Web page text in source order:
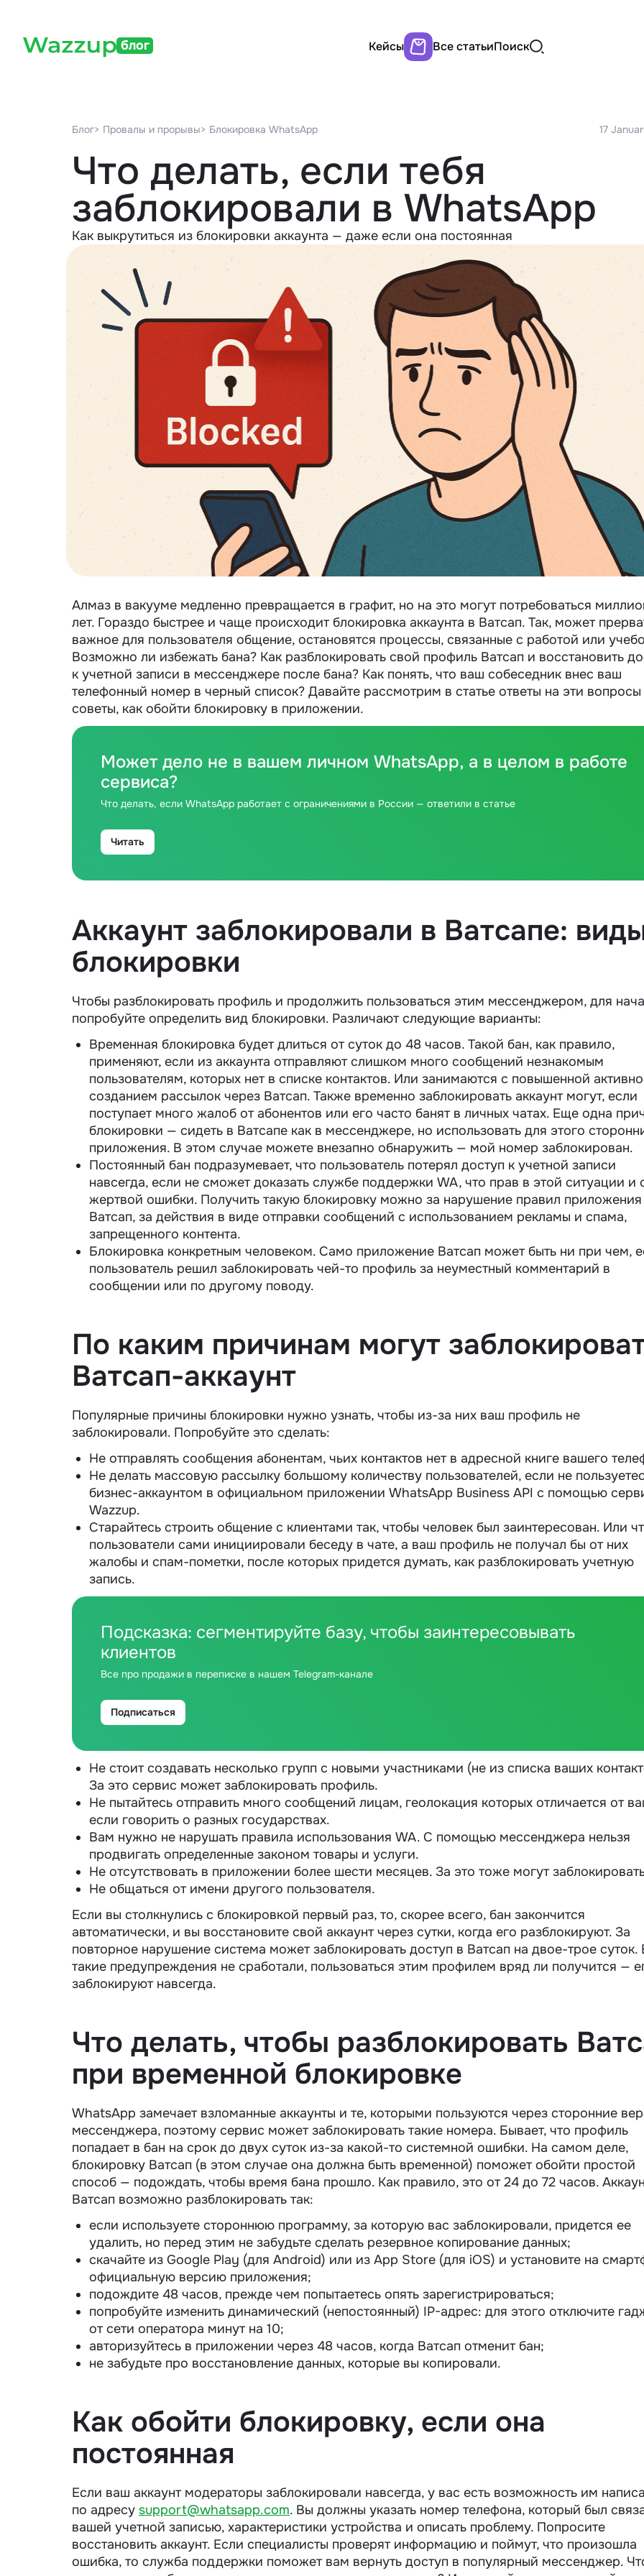
блог Кейсы Все статьиПоиск
Блог> Провалы и прорывы> Блокировка WhatsApp 17
Что делать, если тебя
заблокировали в WhatsApp
Как выкрутиться из блокировки аккаунта — даже если она постоянная
Алмаз в вакууме медленно превращается в графит, но на это могут потребоваться
лет. Гораздо быстрее и чаще происходит блокировка аккаунта в Ватсап. Так, может
важное для пользователя общение, остановятся процессы, связанные с работой или
Возможно ли избежать бана? Как разблокировать свой профиль Ватсап и восстановить
к учетной записи в мессенджере после бана? Как понять, что ваш собеседник внес ваш
телефонный номер в черный список? Давайте рассмотрим в статье ответы на эти вопросы
советы, как обойти блокировку в приложении.
Может дело не в вашем личном WhatsApp, а в целом в работе
сервиса?
Что делать, если WhatsApp работает с ограничениями в России — ответили в статье
Читать
Аккаунт заблокировали в Ватсапе:
блокировки
Чтобы разблокировать профиль и продолжить пользоваться этим мессенджером, для
попробуйте определить вид блокировки. Различают следующие варианты:
Временная блокировка будет длиться от суток до 48 часов. Такой бан, как правило,
применяют, если из аккаунта отправляют слишком много сообщений незнакомым
пользователям, которых нет в списке контактов. Или занимаются с повышенной
созданием рассылок через Ватсап. Также временно заблокировать аккаунт могут, если
поступает много жалоб от абонентов или его часто банят в личных чатах. Еще одна
блокировки — сидеть в Ватсапе как в мессенджере, но использовать для этого
приложения. В этом случае можете внезапно обнаружить — мой номер заблокирован.
Постоянный бан подразумевает, что пользователь потерял доступ к учетной записи
навсегда, если не сможет доказать службе поддержки WA, что прав в этой ситуации и
жертвой ошибки. Получить такую блокировку можно за нарушение правил приложения
Ватсап, за действия в виде отправки сообщений с использованием рекламы и спама,
запрещенного контента.
Блокировка конкретным человеком. Само приложение Ватсап может быть ни при чем,
пользователь решил заблокировать чей-то профиль за неуместный комментарий в
сообщении или по другому поводу.
По каким причинам могут
Ватсап-аккаунт
Популярные причины блокировки нужно узнать, чтобы из-за них ваш профиль не
заблокировали. Попробуйте это сделать:
Не отправлять сообщения абонентам, чьих контактов нет в адресной книге вашего
Не делать массовую рассылку большому количеству пользователей, если не
бизнес-аккаунтом в официальном приложении WhatsApp Business API с помощью
Wazzup.
Старайтесь строить общение с клиентами так, чтобы человек был заинтересован. Или
пользователи сами инициировали беседу в чате, а ваш профиль не получал бы от них
жалобы и спам-пометки, после которых придется думать, как разблокировать учетную
запись.
Подсказка: сегментируйте базу, чтобы заинтересовывать
клиентов
Все про продажи в переписке в нашем Telegram-канале
Подписаться
Не стоит создавать несколько групп с новыми участниками (не из списка ваших
За это сервис может заблокировать профиль.
Не пытайтесь отправить много сообщений лицам, геолокация которых отличается от
если говорить о разных государствах.
Вам нужно не нарушать правила использования WA. С помощью мессенджера нельзя
продвигать определенные законом товары и услуги.
Не отсутствовать в приложении более шести месяцев. За это тоже могут
Не общаться от имени другого пользователя.
Если вы столкнулись с блокировкой первый раз, то, скорее всего, бан закончится
автоматически, и вы восстановите свой аккаунт через сутки, когда его разблокируют. За
повторное нарушение система может заблокировать доступ в Ватсап на двое-трое суток.
такие предупреждения не сработали, пользоваться этим профилем вряд ли получится —
заблокируют навсегда.
Что делать, чтобы разблокировать
при временной блокировке
WhatsApp замечает взломанные аккаунты и те, которыми пользуются через сторонние
мессенджера, поэтому сервис может заблокировать такие номера. Бывает, что профиль
попадает в бан на срок до двух суток из-за какой-то системной ошибки. На самом деле,
блокировку Ватсап (в этом случае она должна быть временной) поможет обойти простой
способ — подождать, чтобы время бана прошло. Как правило, это от 24 до 72 часов.
Ватсап возможно разблокировать так:
если используете стороннюю программу, за которую вас заблокировали, придется ее
удалить, но перед этим не забудьте сделать резервное копирование данных;
скачайте из Google Play (для Android) или из App Store (для iOS) и установите на
официальную версию приложения;
подождите 48 часов, прежде чем попытаетесь опять зарегистрироваться;
попробуйте изменить динамический (непостоянный) IP-адрес: для этого отключите
от сети оператора минут на 10;
авторизуйтесь в приложении через 48 часов, когда Ватсап отменит бан;
не забудьте про восстановление данных, которые вы копировали.
Как обойти блокировку, если она
постоянная
Если ваш аккаунт модераторы заблокировали навсегда, у вас есть возможность им
по адресу support@whatsapp.com. Вы должны указать номер телефона, который был
вашей учетной записью, характеристики устройства и описать проблему. Попросите
восстановить аккаунт. Если специалисты проверят информацию и поймут, что произошла
ошибка, то служба поддержки поможет вам вернуть доступ в популярный мессенджер.